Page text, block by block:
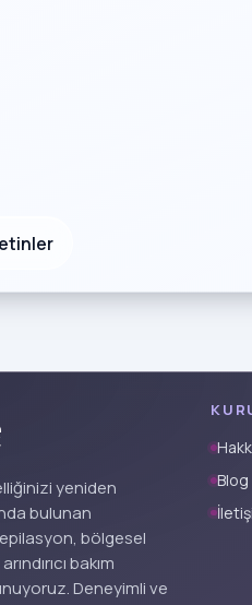
yeniden
bulunan
bölgesel
bakım
Deneyimli ve
Blog